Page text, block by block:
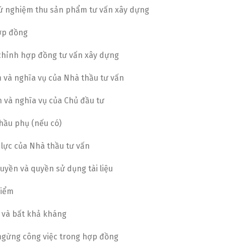
nghiệm thu sản phẩm tư vấn xây dựng
đồng
hợp đồng tư vấn xây dựng
và nghĩa vụ của Nhà thầu tư vấn
và nghĩa vụ của Chủ đầu tư
phụ (nếu có)
của Nhà thầu tư vấn
và quyền sử dụng tài liệu
và bất khả kháng
công việc trong hợp đồng